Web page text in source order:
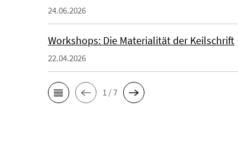
24.06.2026
Workshops: Die Materialität der Keilschrift
22.04.2026
1 / 7